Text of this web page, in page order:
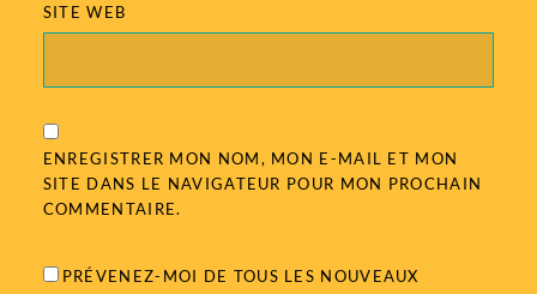
SITE WEB
ENREGISTRER MON NOM, MON E-MAIL ET MON
SITE DANS LE NAVIGATEUR POUR MON PROCHAIN
COMMENTAIRE.
PRÉVENEZ-MOI DE TOUS LES NOUVEAUX